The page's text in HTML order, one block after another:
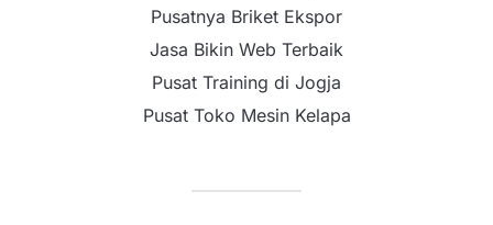
Pusatnya Briket Ekspor
Jasa Bikin Web Terbaik
Pusat Training di Jogja
Pusat Toko Mesin Kelapa